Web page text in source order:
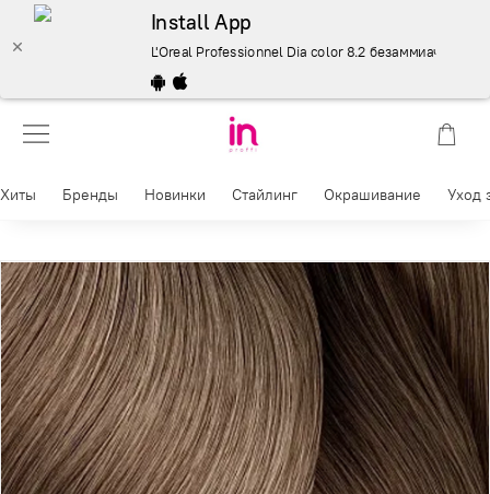
Install App
L'Oreal Professionnel Dia color 8.2 безаммиачные
Хиты Бренды Новинки Стайлинг Окрашивание Уход